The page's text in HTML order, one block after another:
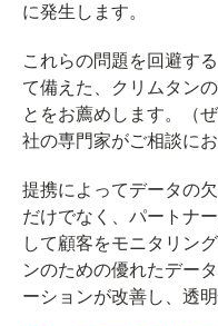
に発生します。
これらの問題を回避す
て備えた、クリムタン
とをお薦めします。（
社の専門家がご相談にお
提携によってデータの
だけでなく、パートナ
して顧客をモニタリン
ンのための優れたデー
ーションが改善し、透